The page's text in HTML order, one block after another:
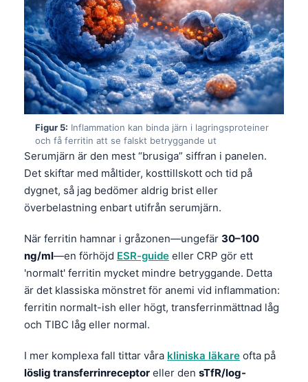
Figur 5: Inflammation kan binda järn i lagringsproteiner
och få ferritin att se falskt betryggande ut
Serumjärn är den mest “brusiga” siffran i panelen.
Det skiftar med måltider, kosttillskott och tid på
dygnet, så jag bedömer aldrig brist eller
överbelastning enbart utifrån serumjärn.
När ferritin hamnar i gråzonen—ungefär 30–100
ng/ml—en förhöjd ESR-guide eller CRP gör ett
'normalt' ferritin mycket mindre betryggande. Detta
är det klassiska mönstret för anemi vid inflammation:
ferritin normalt-ish eller högt, transferrinmättnad låg
och TIBC låg eller normal.
I mer komplexa fall tittar våra kliniska läkare ofta på
löslig transferrinreceptor eller den sTfR/log-
Galego
Македонски јазик
Euskara
Gàidhlig
Occitan
العربية المغربية
Afrikaans
Монгол
ພາສາລາວ
Basa Jawa
ئۇيغۇرچە
Кыргызча
Татар теле
Беларуская мова
Esperanto